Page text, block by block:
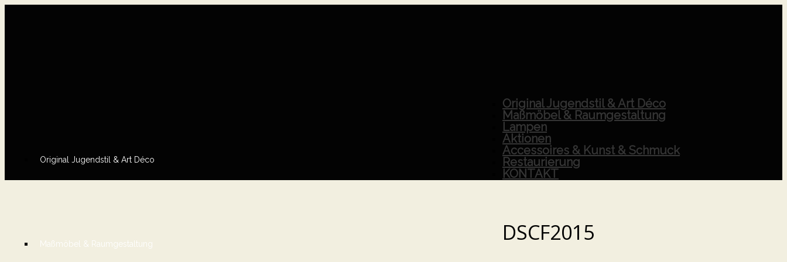
Original Jugendstil & Art Déco
Maßmöbel & Raumgestaltung
Original Jugendstil & Art Déco
Maßmöbel & Raumgestaltung
Lampen
Aktionen
Accessoires & Kunst & Schmuck
Restaurierung
KONTAKT
DSCF2015